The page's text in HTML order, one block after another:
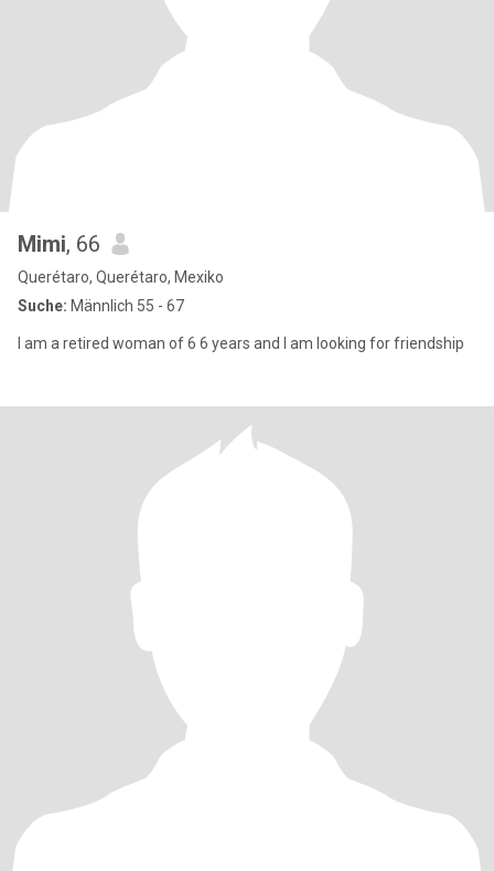
Mimi, 66
Querétaro, Querétaro, Mexiko
Suche: Männlich 55 - 67
I am a retired woman of 6 6 years and I am looking for friendship